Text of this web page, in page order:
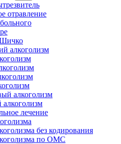
отравление
алкоголизм
алкоголизм
алкоголизм
лечение
без кодирования
по ОМС